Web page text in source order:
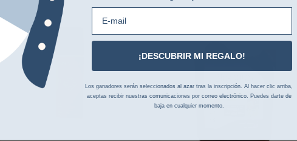
¡DESCUBRIR MI REGALO!
Los ganadores serán seleccionados al azar tras la inscripción. Al hacer clic arriba,
aceptas recibir nuestras comunicaciones por correo electrónico. Puedes darte de
baja en cualquier momento.